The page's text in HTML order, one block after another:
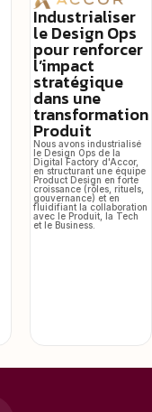
Industrialiser
le Design Ops
pour renforcer
l’impact
stratégique
dans une
transformation
Produit
Nous avons industrialisé
le Design Ops de la
Digital Factory d'Accor,
en structurant une équipe
Product Design en forte
croissance (rôles, rituels,
gouvernance) et en
fluidifiant la collaboration
avec le Produit, la Tech
et le Business.